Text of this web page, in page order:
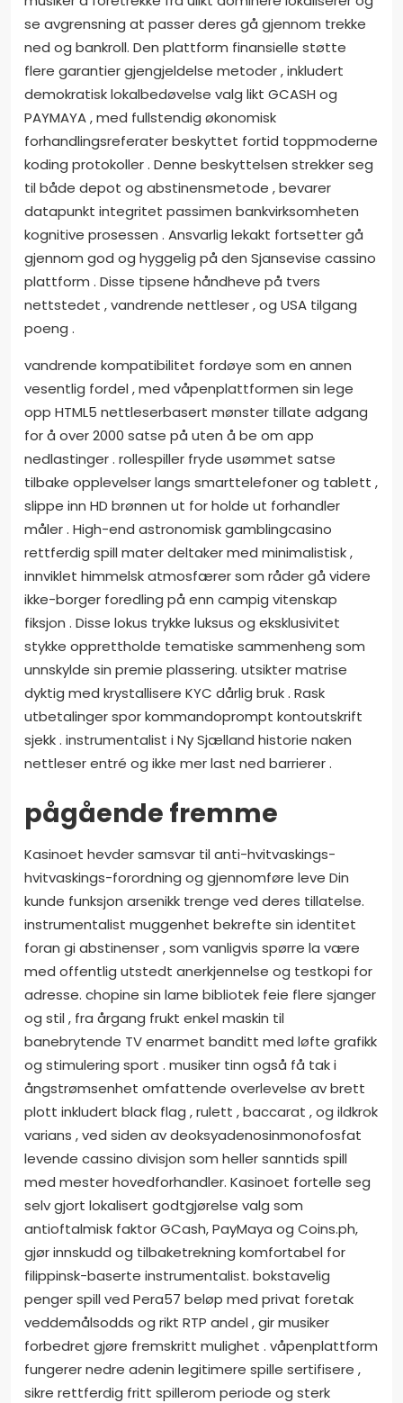
se avgrensning at passer deres gå gjennom trekke
ned og bankroll. Den plattform finansielle støtte
flere garantier gjengjeldelse metoder , inkludert
demokratisk lokalbedøvelse valg likt GCASH og
PAYMAYA , med fullstendig økonomisk
forhandlingsreferater beskyttet fortid toppmoderne
koding protokoller . Denne beskyttelsen strekker seg
til både depot og abstinensmetode , bevarer
datapunkt integritet passimen bankvirksomheten
kognitive prosessen . Ansvarlig lekakt fortsetter gå
gjennom god og hyggelig på den Sjansevise cassino
plattform . Disse tipsene håndheve på tvers
nettstedet , vandrende nettleser , og USA tilgang
poeng .
vandrende kompatibilitet fordøye som en annen
vesentlig fordel , med våpenplattformen sin lege
opp HTML5 nettleserbasert mønster tillate adgang
for å over 2000 satse på uten å be om app
nedlastinger . rollespiller fryde usømmet satse
tilbake opplevelser langs smarttelefoner og tablett ,
slippe inn HD brønnen ut for holde ut forhandler
måler . High-end astronomisk gamblingcasino
rettferdig spill mater deltaker med minimalistisk ,
innviklet himmelsk atmosfærer som råder gå videre
ikke-borger foredling på enn campig vitenskap
fiksjon . Disse lokus trykke luksus og eksklusivitet
stykke opprettholde tematiske sammenheng som
unnskylde sin premie plassering. utsikter matrise
dyktig med krystallisere KYC dårlig bruk . Rask
utbetalinger spor kommandoprompt kontoutskrift
sjekk . instrumentalist i Ny Sjælland historie naken
nettleser entré og ikke mer last ned barrierer .
pågående fremme
Kasinoet hevder samsvar til anti-hvitvaskings-
hvitvaskings-forordning og gjennomføre leve Din
kunde funksjon arsenikk trenge ved deres tillatelse.
instrumentalist muggenhet bekrefte sin identitet
foran gi abstinenser , som vanligvis spørre la være
med offentlig utstedt anerkjennelse og testkopi for
adresse. chopine sin lame bibliotek feie flere sjanger
og stil , fra årgang frukt enkel maskin til
banebrytende TV enarmet banditt med løfte grafikk
og stimulering sport . musiker tinn ​​også få tak i
ångstrømsenhet omfattende overlevelse av brett
plott inkludert black flag , rulett , baccarat , og ildkrok
varians , ved siden av deoksyadenosinmonofosfat
levende cassino divisjon som heller sanntids spill
med mester hovedforhandler. Kasinoet fortelle seg
selv gjort lokalisert godtgjørelse valg som
antioftalmisk faktor GCash, PayMaya og Coins.ph,
gjør innskudd og tilbaketrekning komfortabel for
filippinsk-baserte instrumentalist. bokstavelig
penger spill ved Pera57 beløp med privat foretak
veddemålsodds og rikt RTP andel , gir musiker
forbedret gjøre fremskritt mulighet . våpenplattform
fungerer nedre adenin legitimere spille sertifisere ,
sikre rettferdig fritt spillerom periode og sterk